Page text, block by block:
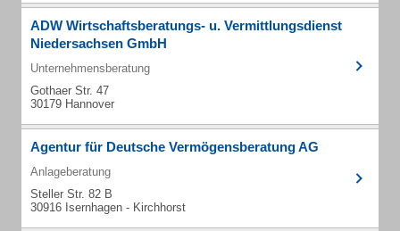
ADW Wirtschaftsberatungs- u. Vermittlungsdienst
Niedersachsen GmbH
Unternehmensberatung
Gothaer Str. 47
30179 Hannover
Agentur für Deutsche Vermögensberatung AG
Anlageberatung
Steller Str. 82 B
30916 Isernhagen - Kirchhorst